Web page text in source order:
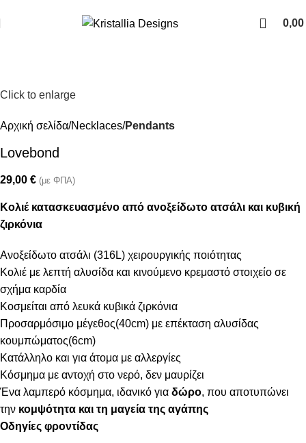
0,00
Click to enlarge
Αρχική σελίδα Necklaces Pendants
Lovebond
29,00 € (με ΦΠΑ)
Κολιέ κατασκευασμένο από ανοξείδωτο ατσάλι και κυβική
ζιρκόνια
Ανοξείδωτο ατσάλι (316L) χειρουργικής ποιότητας
Κολιέ με λεπτή αλυσίδα και κινούμενο κρεμαστό στοιχείο σε
σχήμα καρδία
Κοσμείται από λευκά κυβικά ζιρκόνια
Προσαρμόσιμο μέγεθος(40cm) με επέκταση αλυσίδας
κουμπώματος(6cm)
Κατάλληλο και για άτομα με αλλεργίες
Κόσμημα με αντοχή στο νερό, δεν μαυρίζει
Ένα λαμπερό κόσμημα, ιδανικό για δώρο, που αποτυπώνει
την κομψότητα και τη μαγεία της αγάπης
Οδηγίες φροντίδας